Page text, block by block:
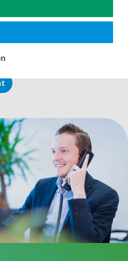
ventilatie), kranen
ramen/deuren/sleutels
zaken volgens de lijst zijn
kloppen.